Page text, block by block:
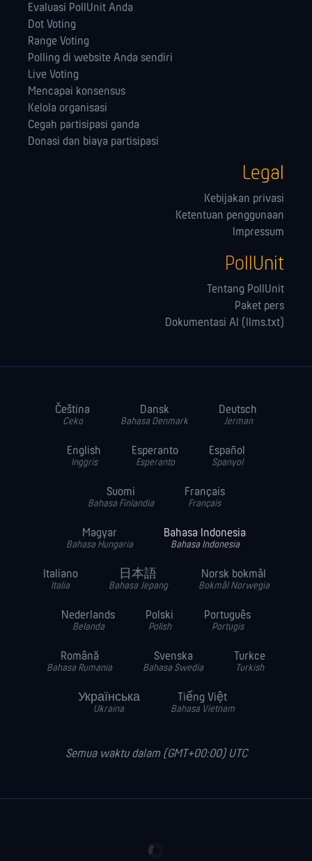
Evaluasi PollUnit Anda
Dot Voting
Range Voting
Polling di website Anda sendiri
Live Voting
Mencapai konsensus
Kelola orga­nisasi
Cegah partisipasi ganda
Donasi dan biaya partisipasi
Legal
Kebijakan privasi
Ketentuan penggunaan
Impressum
PollUnit
Tentang PollUnit
Paket pers
Dokumentasi AI (llms.txt)
Čeština
Ceko
Dansk
Bahasa Denmark
Deutsch
Jerman
English
Inggris
Esperanto
Esperanto
Español
Spanyol
Suomi
Bahasa Finlandia
Français
Français
Magyar
Bahasa Hungaria
Bahasa Indonesia
Bahasa Indonesia
Italiano
Italia
日本語
Bahasa Jepang
Norsk bokmål
Bokmål Norwegia
Nederlands
Belanda
Polski
Polish
Português
Portugis
Română
Bahasa Rumania
Svenska
Bahasa Swedia
Turkce
Turkish
Українська
Ukraina
Tiếng Việt
Bahasa Vietnam
Semua waktu dalam (GMT+00:00) UTC